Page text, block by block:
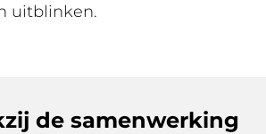
uitblinken.
de samenwerking